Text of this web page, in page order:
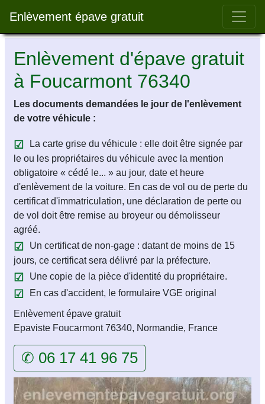
Enlèvement épave gratuit Bar
Enlèvement d'épave gratuit
à Foucarmont 76340
Les documents demandées le jour de l'enlèvement
de votre véhicule :
La carte grise du véhicule : elle doit être signée par
le ou les propriétaires du véhicule avec la mention
obligatoire « cédé le... » au jour, date et heure
d'enlèvement de la voiture. En cas de vol ou de perte du
certificat d'immatriculation, une déclaration de perte ou
de vol doit être remise au broyeur ou démolisseur
agréé.
Un certificat de non-gage : datant de moins de 15
jours, ce certificat sera délivré par la préfecture.
Une copie de la pièce d'identité du propriétaire.
En cas d'accident, le formulaire VGE original
Enlèvement épave gratuit
Epaviste Foucarmont 76340, Normandie, France
✆ 06 17 41 96 75